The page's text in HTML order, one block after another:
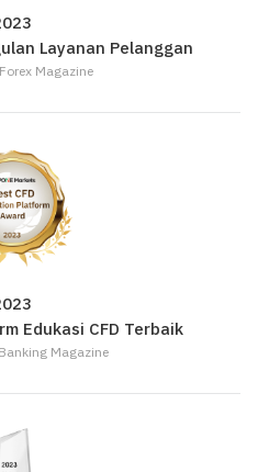
Layanan Pelanggan
Magazine
Edukasi CFD Terbaik
Magazine